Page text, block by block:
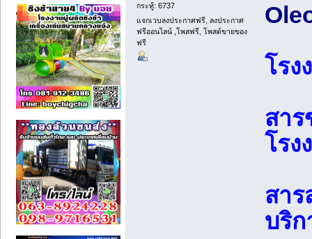
กระทู้: 6737
แจกเวบลงประกาศฟรี, ลงประกาศ
ฟรีออนไลน์ ,โพสฟรี, โพสต์ขายของ
ฟรี
โรง
สา
โรง
สา
บริ